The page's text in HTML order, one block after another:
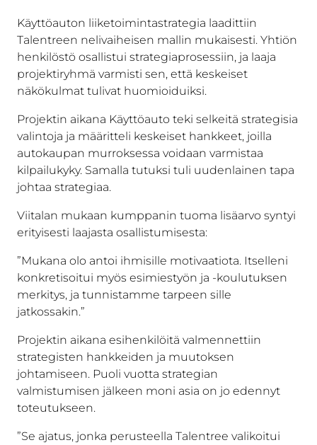
Käyttöauton liiketoimintastrategia laadittiin
Talentreen nelivaiheisen mallin mukaisesti. Yhtiön
henkilöstö osallistui strategiaprosessiin, ja laaja
projektiryhmä varmisti sen, että keskeiset
näkökulmat tulivat huomioiduiksi.
Projektin aikana Käyttöauto teki selkeitä strategisia
valintoja ja määritteli keskeiset hankkeet, joilla
autokaupan murroksessa voidaan varmistaa
kilpailukyky. Samalla tutuksi tuli uudenlainen tapa
johtaa strategiaa.
Viitalan mukaan kumppanin tuoma lisäarvo syntyi
erityisesti laajasta osallistumisesta:
”Mukana olo antoi ihmisille motivaatiota. Itselleni
konkretisoitui myös esimiestyön ja -koulutuksen
merkitys, ja tunnistamme tarpeen sille
jatkossakin.”
Projektin aikana esihenkilöitä valmennettiin
strategisten hankkeiden ja muutoksen
johtamiseen. Puoli vuotta strategian
valmistumisen jälkeen moni asia on jo edennyt
toteutukseen.
”Se ajatus, jonka perusteella Talentree valikoitui